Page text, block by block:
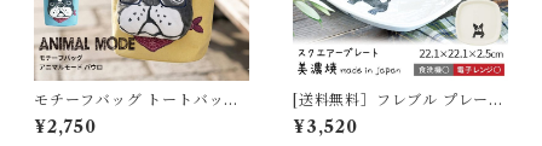
モチーフバッグ トートバッグ
フレンチブルドッグ フレブル
ミニトート サブバッグ コンパ
¥2,750
[送料無料］フレブル プレート
日本製 美濃焼 スクエアープレ
ート フレンチブルドッグ お皿
¥3,520